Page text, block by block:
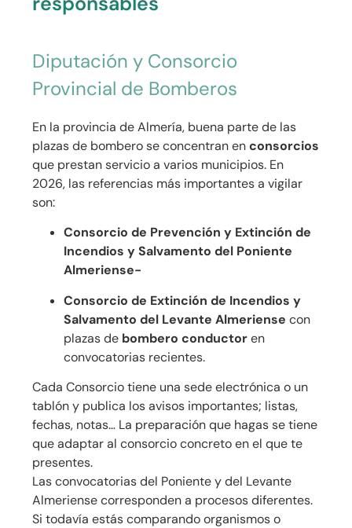
Diputación y Consorcio
Provincial de Bomberos
En la provincia de Almería, buena parte de las
plazas de bombero se concentran enconsorcios
que prestan servicio a varios municipios. En
2026, las referencias más importantes a vigilar
son:
Consorcio de Prevención y Extinción de
Incendios y Salvamento del Poniente
Almeriense-
Consorcio de Extinción de Incendios y
Salvamento del Levante Almeriense con
plazas de bombero conductoren
convocatorias recientes.
Cada Consorcio tiene una sede electrónica o un
tablón y publica los avisos importantes; listas,
fechas, notas… La preparación que hagas se tiene
que adaptar al consorcio concreto en el que te
presentes.
Las convocatorias del Poniente y del Levante
Almeriense corresponden a procesos diferentes.
Si todavía estás comparando organismos o